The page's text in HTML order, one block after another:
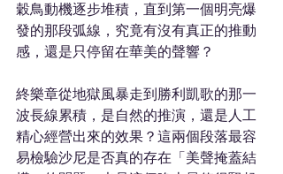
穀鳥動機逐步堆積，直到第一個明亮爆
發的那段弧線，究竟有沒有真正的推動
感，還是只停留在華美的聲響？
終樂章從地獄風暴走到勝利凱歌的那一
波長線累積，是自然的推演，還是人工
精心經營出來的效果？這兩個段落最容
易檢驗沙尼是否真的存在「美聲掩蓋結